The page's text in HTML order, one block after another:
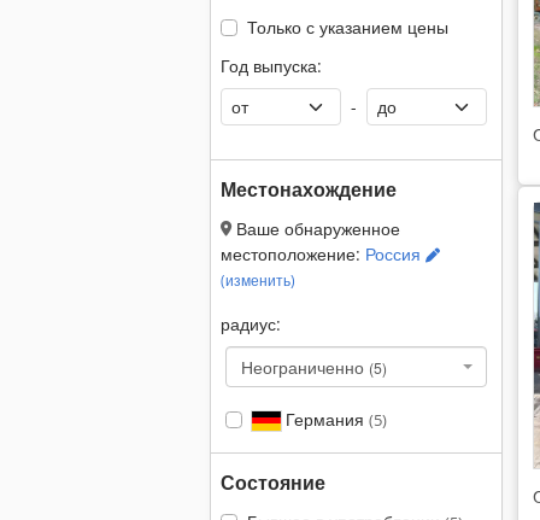
Только с указанием цены
Год выпуска:
-
Местонахождение
Ваше обнаруженное
местоположение: Россия
(изменить)
радиус:
Неограниченно (5)
Германия (5)
Состояние